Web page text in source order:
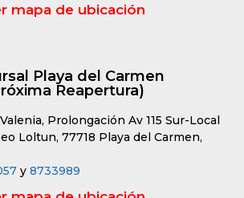
mapa de ubicación
Playa del Carmen
Reapertura)
Prolongación Av 115 Sur-Local
Loltun, 77718 Playa del Carmen,
y 8733989